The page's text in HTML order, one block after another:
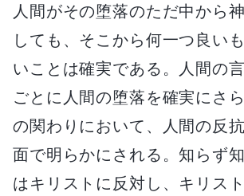
人間がその堕落のただ中から
しても、そこから何一つ良い
いことは確実である。人間の
ごとに人間の堕落を確実にさ
の関わりにおいて、人間の反
面で明らかにされる。知らず
はキリストに反対し、キリス